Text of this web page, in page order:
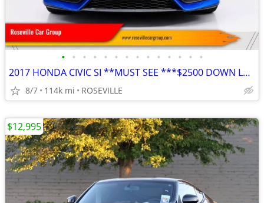
• • • • • • • • • • • • • •
2017 HONDA CIVIC SI **MUST SEE ***$2500 DOWN LEAVE WITH CAR
8/7 114k mi ROSEVILLE
$12,995